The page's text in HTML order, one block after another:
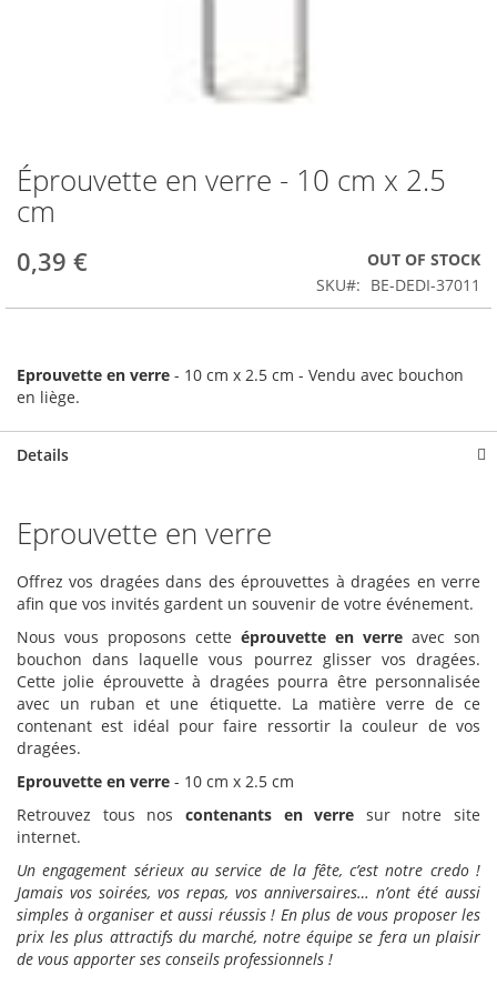
Skip
to
the
of
images
Éprouvette en verre - 10 cm x 2.5
cm
0,39 €
OUT OF STOCK
SKU
BE-DEDI-37011
Eprouvette en verre - 10 cm x 2.5 cm - Vendu avec bouchon
en liège.
Details
Eprouvette en verre
Offrez vos dragées dans des éprouvettes à dragées en verre
afin que vos invités gardent un souvenir de votre événement.
Nous vous proposons cette éprouvette en verre avec son
bouchon dans laquelle vous pourrez glisser vos dragées.
Cette jolie éprouvette à dragées pourra être personnalisée
avec un ruban et une étiquette. La matière verre de ce
contenant est idéal pour faire ressortir la couleur de vos
dragées.
Eprouvette en verre - 10 cm x 2.5 cm
Retrouvez tous nos contenants en verre sur notre site
internet.
Un engagement sérieux au service de la fête, c’est notre credo !
Jamais vos soirées, vos repas, vos anniversaires… n’ont été aussi
simples à organiser et aussi réussis ! En plus de vous proposer les
prix les plus attractifs du marché, notre équipe se fera un plaisir
de vous apporter ses conseils professionnels !